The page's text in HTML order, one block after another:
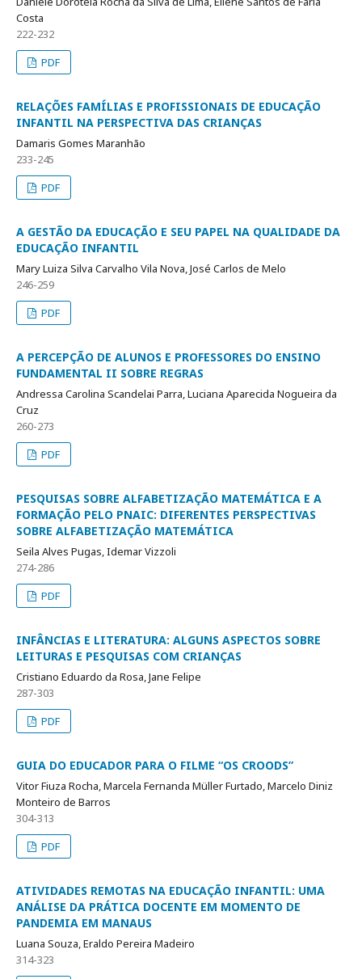
Costa
222-232
PDF
RELAÇÕES FAMÍLIAS E PROFISSIONAIS DE EDUCAÇÃO
INFANTIL NA PERSPECTIVA DAS CRIANÇAS
Damaris Gomes Maranhão
233-245
PDF
A GESTÃO DA EDUCAÇÃO E SEU PAPEL NA QUALIDADE DA
EDUCAÇÃO INFANTIL
Mary Luiza Silva Carvalho Vila Nova, José Carlos de Melo
246-259
PDF
A PERCEPÇÃO DE ALUNOS E PROFESSORES DO ENSINO
FUNDAMENTAL II SOBRE REGRAS
Andressa Carolina Scandelai Parra, Luciana Aparecida Nogueira da
Cruz
260-273
PDF
PESQUISAS SOBRE ALFABETIZAÇÃO MATEMÁTICA E A
FORMAÇÃO PELO PNAIC: DIFERENTES PERSPECTIVAS
SOBRE ALFABETIZAÇÃO MATEMÁTICA
Seila Alves Pugas, Idemar Vizzoli
274-286
PDF
INFÂNCIAS E LITERATURA: ALGUNS ASPECTOS SOBRE
LEITURAS E PESQUISAS COM CRIANÇAS
Cristiano Eduardo da Rosa, Jane Felipe
287-303
PDF
GUIA DO EDUCADOR PARA O FILME “OS CROODS”
Vitor Fiuza Rocha, Marcela Fernanda Müller Furtado, Marcelo Diniz
Monteiro de Barros
304-313
PDF
ATIVIDADES REMOTAS NA EDUCAÇÃO INFANTIL: UMA
ANÁLISE DA PRÁTICA DOCENTE EM MOMENTO DE
PANDEMIA EM MANAUS
Luana Souza, Eraldo Pereira Madeiro
314-323